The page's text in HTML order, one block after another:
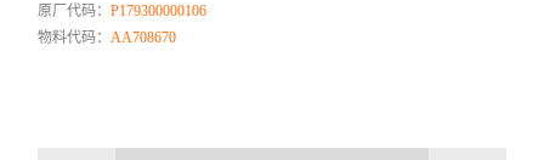
原厂代码：P179300000106
物料代码：AA708670